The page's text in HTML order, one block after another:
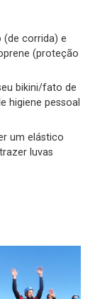
(de corrida) e
(proteção
bikini/fato de
higiene pessoal
um elástico
luvas